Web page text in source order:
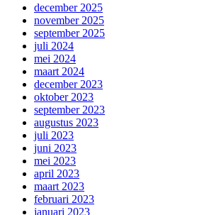
december 2025
november 2025
september 2025
juli 2024
mei 2024
maart 2024
december 2023
oktober 2023
september 2023
augustus 2023
juli 2023
juni 2023
mei 2023
april 2023
maart 2023
februari 2023
januari 2023